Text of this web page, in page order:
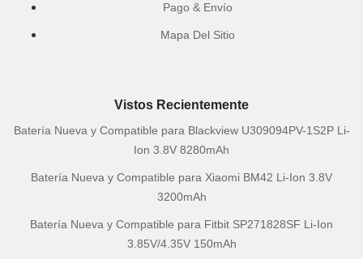
Pago & Envío
Mapa Del Sitio
Vistos Recientemente
Batería Nueva y Compatible para Blackview U309094PV-1S2P Li-
Ion 3.8V 8280mAh
Batería Nueva y Compatible para Xiaomi BM42 Li-Ion 3.8V
3200mAh
Batería Nueva y Compatible para Fitbit SP271828SF Li-Ion
3.85V/4.35V 150mAh